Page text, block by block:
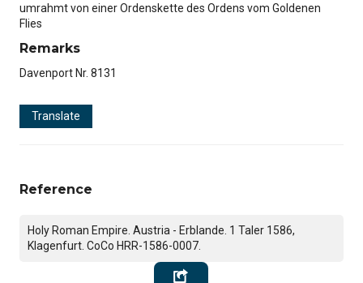
umrahmt von einer Ordenskette des Ordens vom Goldenen
Flies
Remarks
Davenport Nr. 8131
Translate
Reference
Holy Roman Empire. Austria - Erblande. 1 Taler 1586,
Klagenfurt. CoCo HRR-1586-0007.